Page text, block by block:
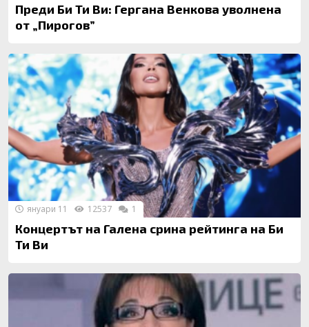
Преди Би Ти Ви: Гергана Венкова уволнена
от „Пирогов”
Концертът на Галена срина рейтинга на Би
Ти Ви
януари 11 12537 1